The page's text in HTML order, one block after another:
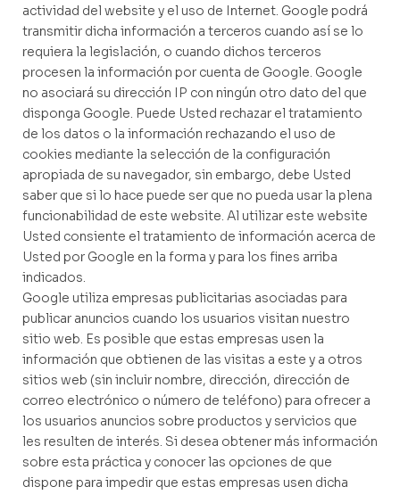
actividad del website y el uso de Internet. Google podrá
transmitir dicha información a terceros cuando así se lo
requiera la legislación, o cuando dichos terceros
procesen la información por cuenta de Google. Google
no asociará su dirección IP con ningún otro dato del que
disponga Google. Puede Usted rechazar el tratamiento
de los datos o la información rechazando el uso de
cookies mediante la selección de la configuración
apropiada de su navegador, sin embargo, debe Usted
saber que si lo hace puede ser que no pueda usar la plena
funcionabilidad de este website. Al utilizar este website
Usted consiente el tratamiento de información acerca de
Usted por Google en la forma y para los fines arriba
indicados.
Google utiliza empresas publicitarias asociadas para
publicar anuncios cuando los usuarios visitan nuestro
sitio web. Es posible que estas empresas usen la
información que obtienen de las visitas a este y a otros
sitios web (sin incluir nombre, dirección, dirección de
correo electrónico o número de teléfono) para ofrecer a
los usuarios anuncios sobre productos y servicios que
les resulten de interés. Si desea obtener más información
sobre esta práctica y conocer las opciones de que
dispone para impedir que estas empresas usen dicha